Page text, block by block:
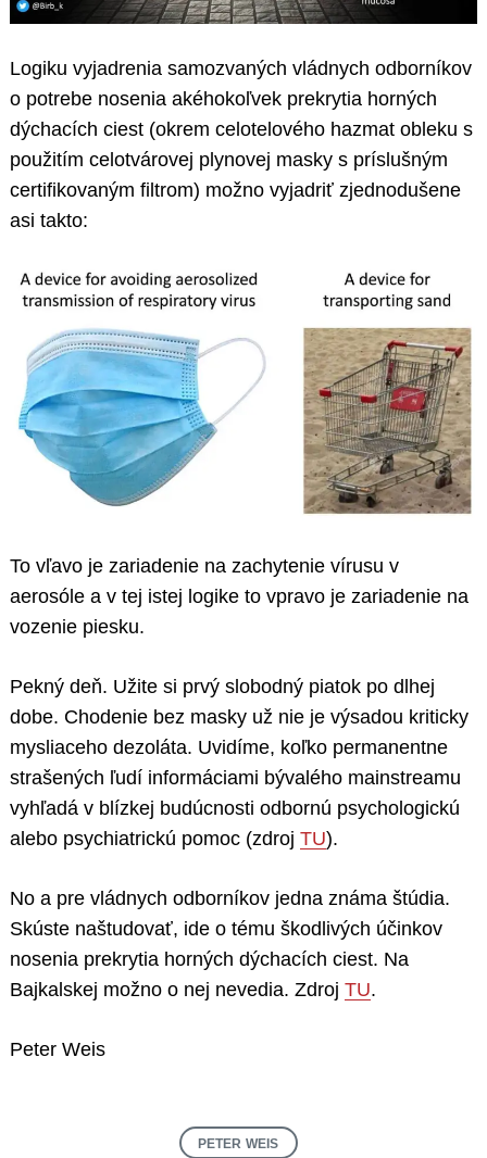
Logiku vyjadrenia samozvaných vládnych odborníkov
o potrebe nosenia akéhokoľvek prekrytia horných
dýchacích ciest (okrem celotelového hazmat obleku s
použitím celotvárovej plynovej masky s príslušným
certifikovaným filtrom) možno vyjadriť zjednodušene
asi takto:
To vľavo je zariadenie na zachytenie vírusu v
aerosóle a v tej istej logike to vpravo je zariadenie na
vozenie piesku.
Pekný deň. Užite si prvý slobodný piatok po dlhej
dobe. Chodenie bez masky už nie je výsadou kriticky
mysliaceho dezoláta. Uvidíme, koľko permanentne
strašených ľudí informáciami bývalého mainstreamu
vyhľadá v blízkej budúcnosti odbornú psychologickú
alebo psychiatrickú pomoc (zdroj TU).
No a pre vládnych odborníkov jedna známa štúdia.
Skúste naštudovať, ide o tému škodlivých účinkov
nosenia prekrytia horných dýchacích ciest. Na
Bajkalskej možno o nej nevedia. Zdroj TU.
Peter Weis
PETER WEIS